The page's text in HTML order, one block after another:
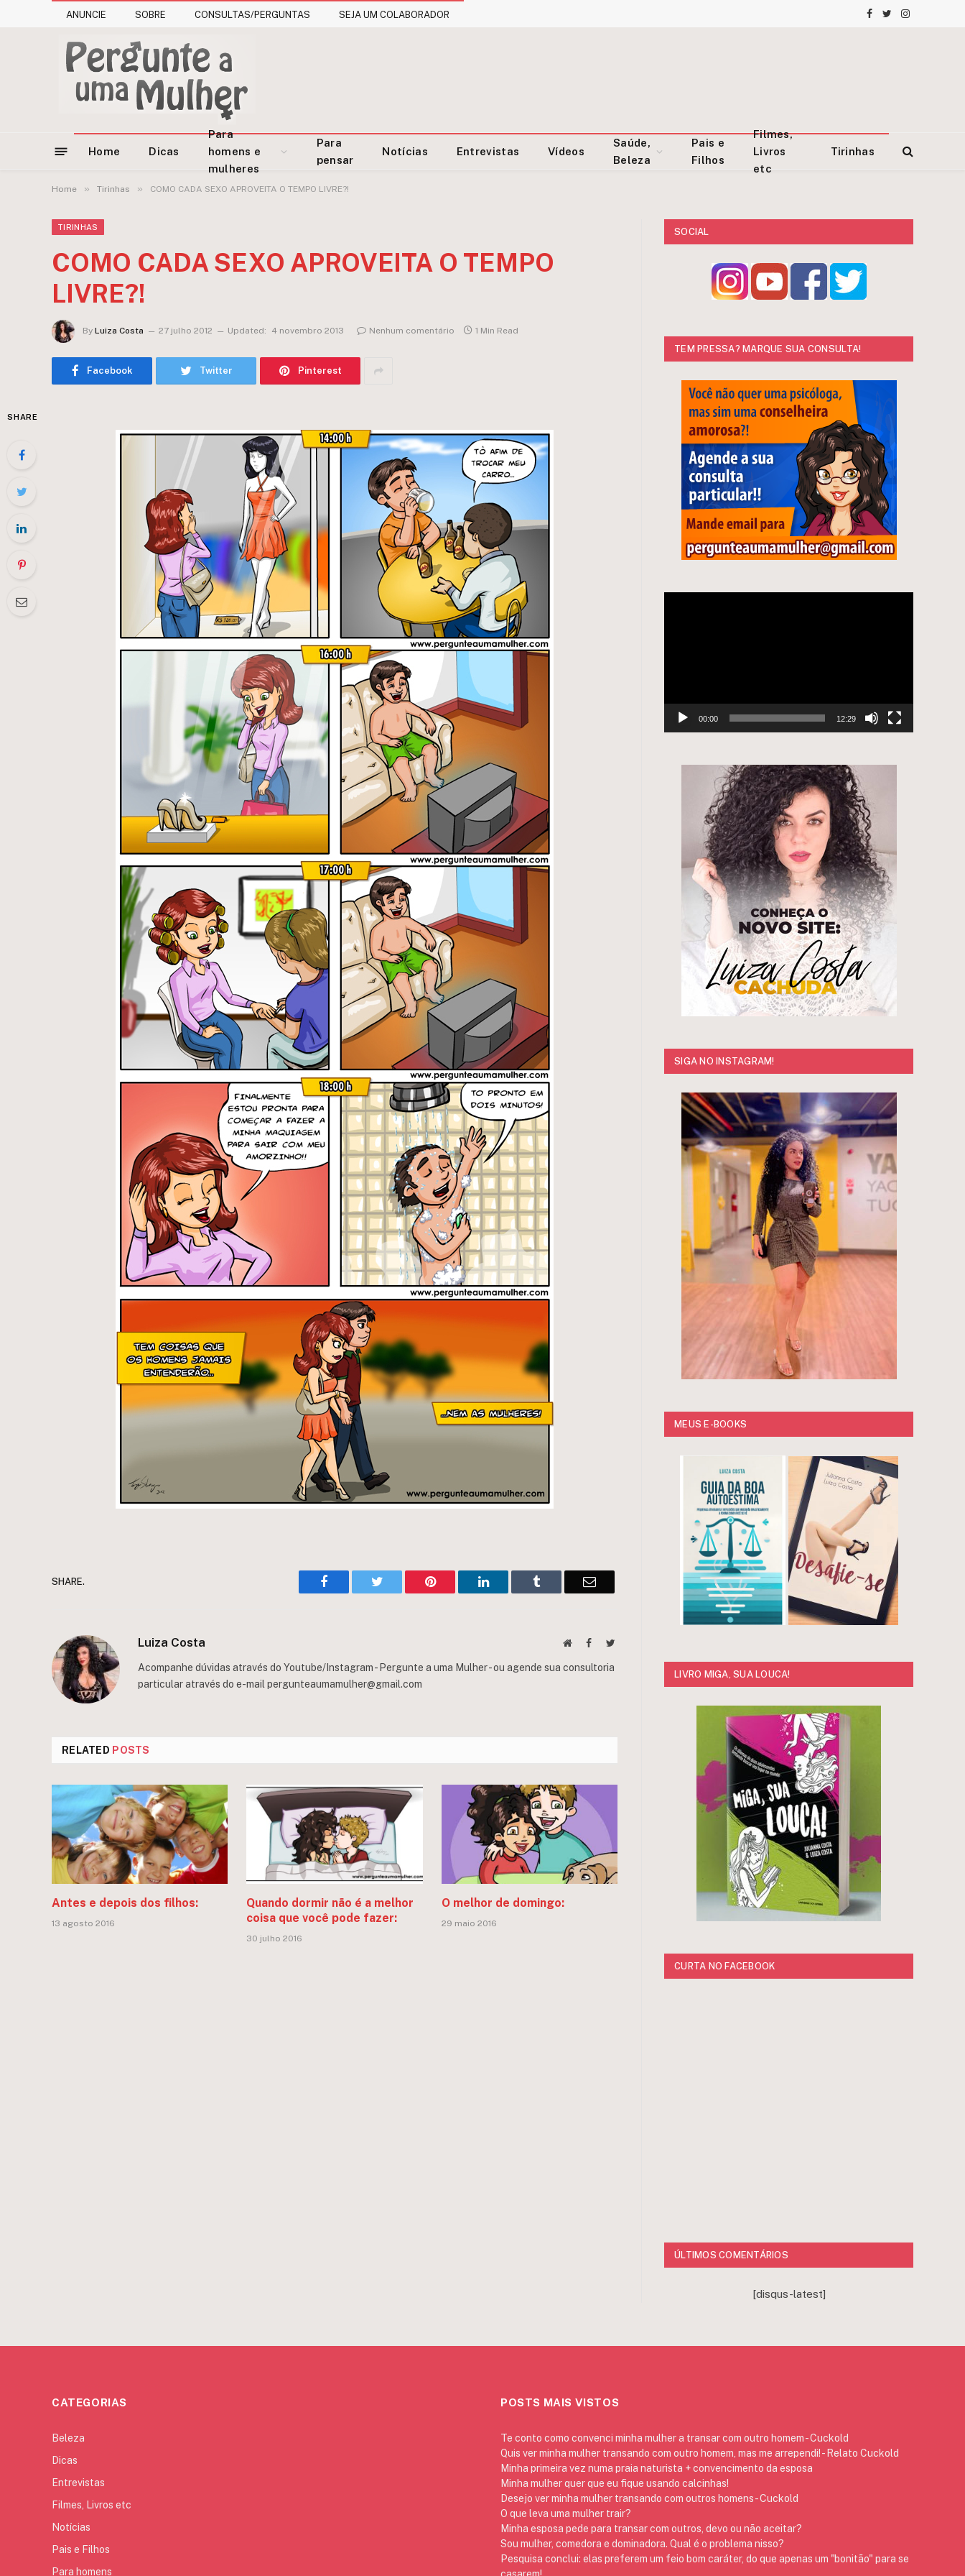
ANUNCIE SOBRE CONSULTAS/PERGUNTAS SEJA UM COLABORADOR Facebook
TwitterInstagram
Home Dicas
Para
homens e
mulheres
Para
pensar
Notícias Entrevistas Vídeos
Saúde,
Beleza
Pais e
Filhos
Filmes,
Livros
etc
Tirinhas
Home » Tirinhas » COMO CADA SEXO APROVEITA O TEMPO LIVRE?!
TIRINHAS
COMO CADA SEXO APROVEITA O TEMPO
LIVRE?!
By Luiza Costa 27 julho 2012 Updated: 4 novembro 2013 Nenhum comentário 1 Min Read
Facebook Twitter Pinterest
SHARE
SHARE. Facebook Twitter Pinterest LinkedIn Tumblr Email
Luiza Costa WebsiteFacebookTwitter
Acompanhe dúvidas através do Youtube/Instagram - Pergunte a uma Mulher - ou agende sua consultoria
particular através do e-mail pergunteaumamulher@gmail.com
RELATED POSTS
Antes e depois dos filhos:
13 agosto 2016
Quando dormir não é a melhor
coisa que você pode fazer:
30 julho 2016
O melhor de domingo:
29 maio 2016
SOCIAL
TEM PRESSA? MARQUE SUA CONSULTA!
00:00 12:29
SIGA NO INSTAGRAM!
MEUS E-BOOKS
LIVRO MIGA, SUA LOUCA!
CURTA NO FACEBOOK
ÚLTIMOS COMENTÁRIOS
[disqus-latest]
CATEGORIAS
Beleza
Dicas
Entrevistas
Filmes, Livros etc
Notícias
Pais e Filhos
Para homens
POSTS MAIS VISTOS
Te conto como convenci minha mulher a transar com outro homem - Cuckold
Quis ver minha mulher transando com outro homem, mas me arrependi! - Relato Cuckold
Minha primeira vez numa praia naturista + convencimento da esposa
Minha mulher quer que eu fique usando calcinhas!
Desejo ver minha mulher transando com outros homens - Cuckold
O que leva uma mulher trair?
Minha esposa pede para transar com outros, devo ou não aceitar?
Sou mulher, comedora e dominadora. Qual é o problema nisso?
Pesquisa conclui: elas preferem um feio bom caráter, do que apenas um "bonitão" para se
casarem!